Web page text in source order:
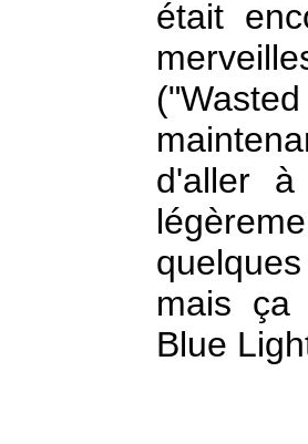
était
d'aller
mais ça
Blue